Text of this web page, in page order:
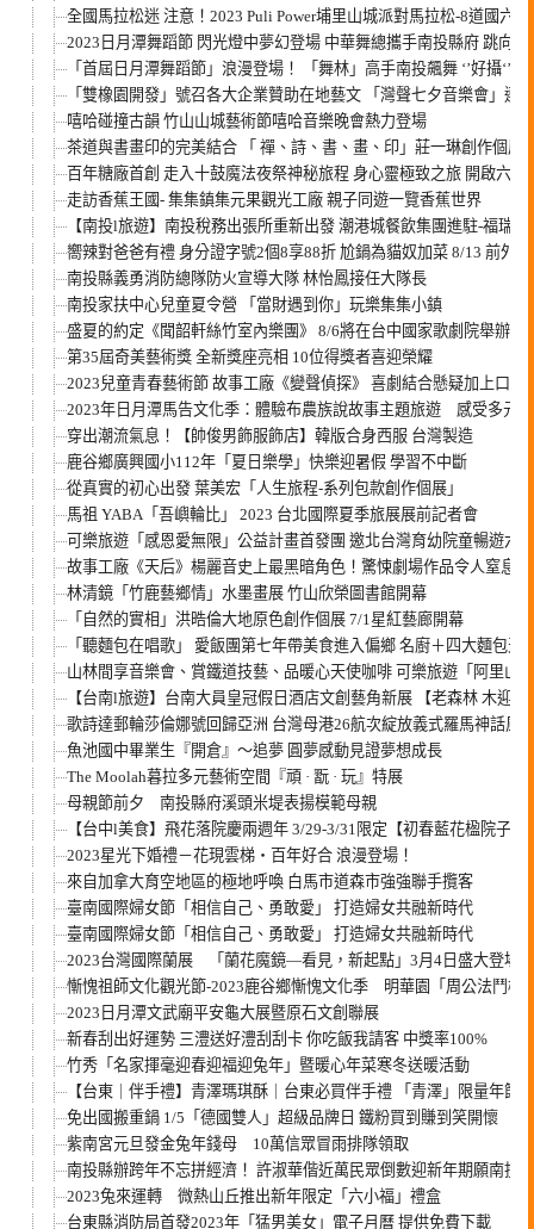
全國馬拉松迷 注意！2023 Puli Power埔里山城派對馬拉松-8道國六
2023日月潭舞蹈節 閃光燈中夢幻登場 中華舞總攜手南投縣府 跳向全
「首屆日月潭舞蹈節」浪漫登場！ 「舞林」高手南投飆舞 ‘’好攝‘’
「雙橡園開發」號召各大企業贊助在地藝文 「灣聲七夕音樂會」連
嘻哈碰撞古韻 竹山山城藝術節嘻哈音樂晚會熱力登場
茶道與書畫印的完美結合 「 禪、詩、書、畫、印」莊一琳創作個
百年糖廠首創 走入十鼓魔法夜祭神秘旅程 身心靈極致之旅 開啟六感
走訪香蕉王國- 集集鎮集元果觀光工廠 親子同遊一覽香蕉世界
【南投l旅遊】南投稅務出張所重新出發 潮港城餐飲集團進駐-福瑞
嚮辣對爸爸有禮 身分證字號2個8享88折 尬鍋為貓奴加菜 8/13 前外
南投縣義勇消防總隊防火宣導大隊 林怡鳳接任大隊長
南投家扶中心兒童夏令營 「當財遇到你」玩樂集集小鎮
盛夏的約定《聞韶軒絲竹室內樂團》 8/6將在台中國家歌劇院舉辦年
第35屆奇美藝術獎 全新獎座亮相 10位得獎者喜迎榮耀
2023兒童青春藝術節 故事工廠《變聲偵探》 喜劇結合懸疑加上口
2023年日月潭馬告文化季：體驗布農族說故事主題旅遊 感受多元
穿出潮流氣息！【帥俊男飾服飾店】韓版合身西服 台灣製造
鹿谷鄉廣興國小112年「夏日樂學」快樂迎暑假 學習不中斷
從真實的初心出發 葉美宏「人生旅程-系列包款創作個展」
馬祖 YABA「吾嶼輪比」 2023 台北國際夏季旅展展前記者會
可樂旅遊「感恩愛無限」公益計畫首發團 邀北台灣育幼院童暢遊六
故事工廠《天后》楊麗音史上最黑暗角色！驚悚劇場作品令人窒息
林清鏡「竹鹿藝鄉情」水墨畫展 竹山欣榮圖書館開幕
「自然的實相」洪晧倫大地原色創作個展 7/1星紅藝廊開幕
「聽麵包在唱歌」 愛飯團第七年帶美食進入偏鄉 名廚＋四大麵包天
山林間享音樂會、賞鐵道技藝、品暖心天使咖啡 可樂旅遊「阿里山
【台南l旅遊】台南大員皇冠假日酒店文創藝角新展 【老森林 木迎
歌詩達郵輪莎倫娜號回歸亞洲 台灣母港26航次綻放義式羅馬神話風
魚池國中畢業生『開倉』～追夢 圓夢感動見證夢想成長
The Moolah暮拉多元藝術空間『頑 · 翫 · 玩』特展
母親節前夕 南投縣府溪頭米堤表揚模範母親
【台中l美食】飛花落院慶兩週年 3/29-3/31限定【初春藍花楹院子茶
2023星光下婚禮－花現雲梯‧百年好合 浪漫登場！
來自加拿大育空地區的極地呼喚 白馬市道森市強強聯手攬客
臺南國際婦女節「相信自己、勇敢愛」 打造婦女共融新時代
臺南國際婦女節「相信自己、勇敢愛」 打造婦女共融新時代
2023台灣國際蘭展 「蘭花魔鏡—看見，新起點」3月4日盛大登場
慚愧祖師文化觀光節-2023鹿谷鄉慚愧文化季 明華園「周公法鬥
2023日月潭文武廟平安龜大展暨原石文創聯展
新春刮出好運勢 三澧送好澧刮刮卡 你吃飯我請客 中獎率100%
竹秀「名家揮毫迎春迎福迎兔年」暨暖心年菜寒冬送暖活動
【台東｜伴手禮】青澤瑪琪酥｜台東必買伴手禮 「青澤」限量年節
免出國搬重鍋 1/5「德國雙人」超級品牌日 鐵粉買到賺到笑開懷
紫南宮元旦發金兔年錢母 10萬信眾冒雨排隊領取
南投縣辦跨年不忘拼經濟！ 許淑華偕近萬民眾倒數迎新年期願南投
2023兔來運轉 微熱山丘推出新年限定「六小福」禮盒
台東縣消防局首發2023年「猛男美女」電子月曆 提供免費下載